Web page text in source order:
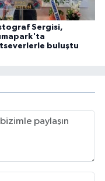
Sergisi,
buluştu